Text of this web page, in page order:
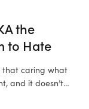
the
to Hate
that caring what
and it doesn’t…